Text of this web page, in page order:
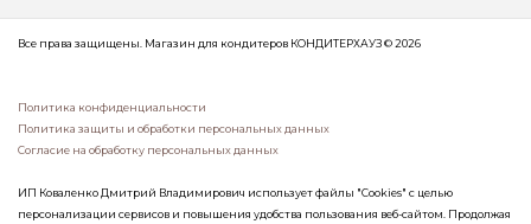
Все права защищены. Магазин для кондитеров КОНДИТЕРХАУЗ © 2026
Политика конфиденциальности
Политика защиты и обработки персональных данных
Согласие на обработку персональных данных
ИП Коваленко Дмитрий Владимирович использует файлы "Cookies" с целью
персонализации сервисов и повышения удобства пользования веб-сайтом. Продолжая